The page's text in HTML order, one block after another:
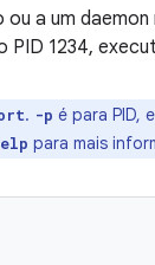
a um daemon
1234,
. -p é para PID, e
para mais